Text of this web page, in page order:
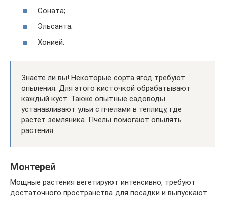
Соната;
Эльсанта;
Хонией.
Знаете ли вы! Некоторые сорта ягод требуют
опыления. Для этого кисточкой обрабатывают
каждый куст. Также опытные садоводы
устанавливают ульи с пчелами в теплицу, где
растет земляника. Пчелы помогают опылять
растения.
Монтерей
Мощные растения вегетируют интенсивно, требуют
достаточного пространства для посадки и выпускают